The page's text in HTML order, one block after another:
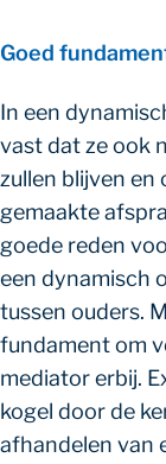
Goed
In een
vast dat ze ook
zullen blijven en
gemaakte
goede reden
een dynamisch
tussen ouders.
fundament om
mediator erbij.
kogel door de
afhandelen van